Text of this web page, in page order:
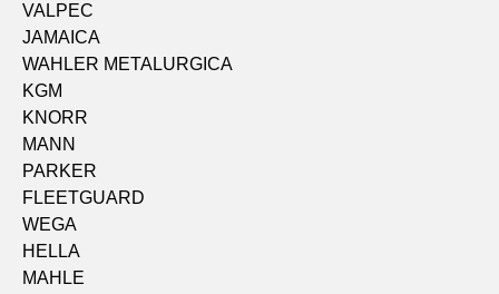
VALPEC
JAMAICA
WAHLER METALURGICA
KGM
KNORR
MANN
PARKER
FLEETGUARD
WEGA
HELLA
MAHLE